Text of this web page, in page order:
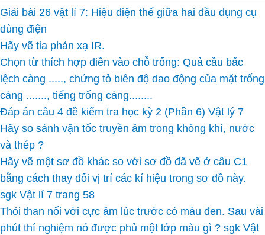
Giải bài 26 vật lí 7: Hiệu điện thế giữa hai đầu dụng cụ
dùng điện
Hãy vẽ tia phản xạ IR.
Chọn từ thích hợp điền vào chỗ trống: Quả cầu bấc
lệch càng ....., chứng tỏ biên độ dao động của mặt trống
càng ......., tiếng trống càng........
Đáp án câu 4 đề kiểm tra học kỳ 2 (Phần 6) Vật lý 7
Hãy so sánh vận tốc truyền âm trong không khí, nước
và thép ?
Hãy vẽ một sơ đồ khác so với sơ đồ đã vẽ ở câu C1
bằng cách thay đổi vị trí các kí hiệu trong sơ đồ này.
sgk Vật lí 7 trang 58
Thỏi than nối với cực âm lúc trước có màu đen. Sau vài
phút thí nghiệm nó được phủ một lớp màu gì ? sgk Vật